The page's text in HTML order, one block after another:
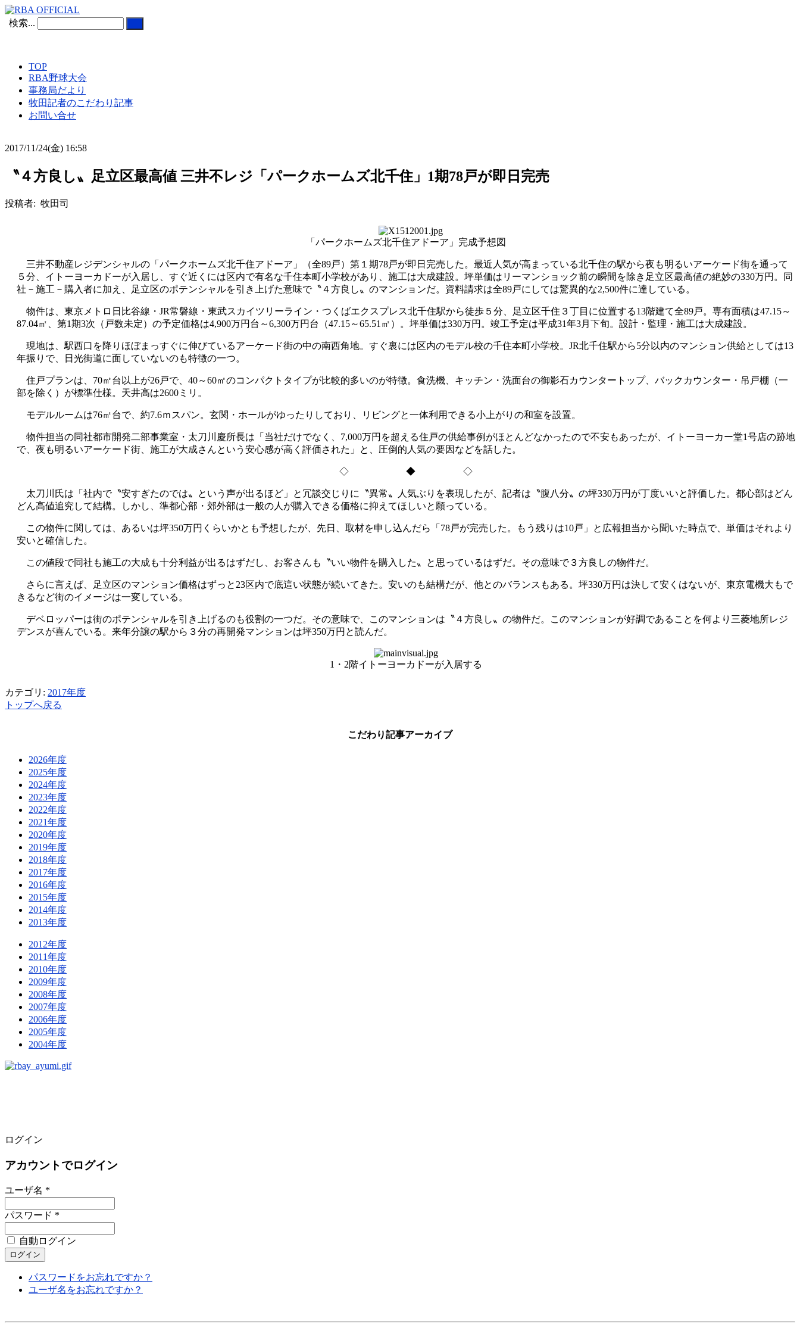
検索...
TOP
RBA野球大会
事務局だより
牧田記者のこだわり記事
お問い合せ
2017/11/24(金) 16:58
〝４方良し〟足立区最高値 三井不レジ「パークホームズ北千住」1期78戸が即日完売
投稿者: 牧田司
「パークホームズ北千住アドーア」完成予想図
三井不動産レジデンシャルの「パークホームズ北千住アドーア」（全89戸）第１期78戸が即日完売した。最近人気が高まっている北千住の駅から夜も明るいアーケード街を通って
５分、イトーヨーカドーが入居し、すぐ近くには区内で有名な千住本町小学校があり、施工は大成建設。坪単価はリーマンショック前の瞬間を除き足立区最高値の絶妙の330万円。同
社－施工－購入者に加え、足立区のポテンシャルを引き上げた意味で〝４方良し〟のマンションだ。資料請求は全89戸にしては驚異的な2,500件に達している。
物件は、東京メトロ日比谷線・JR常磐線・東武スカイツリーライン・つくばエクスプレス北千住駅から徒歩５分、足立区千住３丁目に位置する13階建て全89戸。専有面積は47.15～
87.04㎡、第1期3次（戸数未定）の予定価格は4,900万円台～6,300万円台（47.15～65.51㎡）。坪単価は330万円。竣工予定は平成31年3月下旬。設計・監理・施工は大成建設。
現地は、駅西口を降りほぼまっすぐに伸びているアーケード街の中の南西角地。すぐ裏には区内のモデル校の千住本町小学校。JR北千住駅から5分以内のマンション供給としては13
年振りで、日光街道に面していないのも特徴の一つ。
住戸プランは、70㎡台以上が26戸で、40～60㎡のコンパクトタイプが比較的多いのが特徴。食洗機、キッチン・洗面台の御影石カウンタートップ、バックカウンター・吊戸棚（一
部を除く）が標準仕様。天井高は2600ミリ。
モデルルームは76㎡台で、約7.6ｍスパン。玄関・ホールがゆったりしており、リビングと一体利用できる小上がりの和室を設置。
物件担当の同社都市開発二部事業室・太刀川慶所長は「当社だけでなく、7,000万円を超える住戸の供給事例がほとんどなかったので不安もあったが、イトーヨーカー堂1号店の跡地
で、夜も明るいアーケード街、施工が大成さんという安心感が高く評価された」と、圧倒的人気の要因などを話した。
◇ ◆ ◇
太刀川氏は「社内で〝安すぎたのでは〟という声が出るほど」と冗談交じりに〝異常〟人気ぶりを表現したが、記者は〝腹八分〟の坪330万円が丁度いいと評価した。都心部はどん
どん高値追究して結構。しかし、準都心部・郊外部は一般の人が購入できる価格に抑えてほしいと願っている。
この物件に関しては、あるいは坪350万円くらいかとも予想したが、先日、取材を申し込んだら「78戸が完売した。もう残りは10戸」と広報担当から聞いた時点で、単価はそれより
安いと確信した。
この値段で同社も施工の大成も十分利益が出るはずだし、お客さんも〝いい物件を購入した〟と思っているはずだ。その意味で３方良しの物件だ。
さらに言えば、足立区のマンション価格はずっと23区内で底這い状態が続いてきた。安いのも結構だが、他とのバランスもある。坪330万円は決して安くはないが、東京電機大もで
きるなど街のイメージは一変している。
デベロッパーは街のポテンシャルを引き上げるのも役割の一つだ。その意味で、このマンションは〝４方良し〟の物件だ。このマンションが好調であることを何より三菱地所レジ
デンスが喜んでいる。来年分譲の駅から３分の再開発マンションは坪350万円と読んだ。
1・2階イトーヨーカドーが入居する
カテゴリ: 2017年度
トップへ戻る
こだわり記事アーカイブ
2026年度
2025年度
2024年度
2023年度
2022年度
2021年度
2020年度
2019年度
2018年度
2017年度
2016年度
2015年度
2014年度
2013年度
2012年度
2011年度
2010年度
2009年度
2008年度
2007年度
2006年度
2005年度
2004年度
ログイン
アカウントでログイン
ユーザ名 *
パスワード *
自動ログイン
パスワードをお忘れですか？
ユーザ名をお忘れですか？